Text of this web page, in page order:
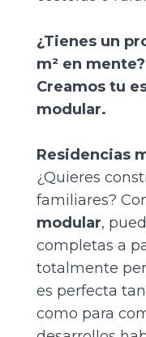
¿Tienes un
m² en mente?
Creamos tu
modular.
Residencias
¿Quieres
familiares?
modular,
completas a
totalmente
es perfecta
como para